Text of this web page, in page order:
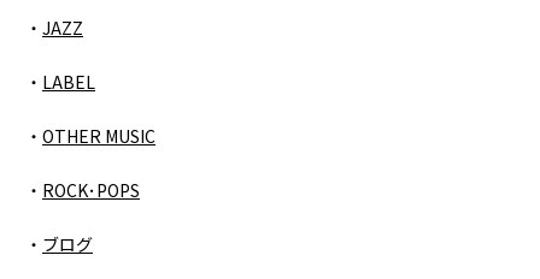
JAZZ
LABEL
OTHER MUSIC
ROCK･POPS
ブログ